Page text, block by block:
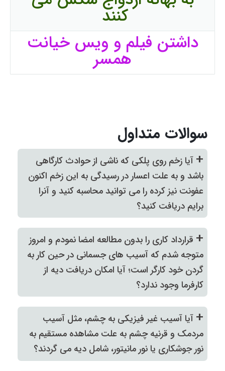
کنند
داشتن فیلم و ویس خیانت
همسر
سوالات متداول
+ آیا زخم روی پلکی که ناشی از حوادث کارگاهی
باشد و به علت اعسار در رسیدگی به این زخم اکنون
عفونت نیز کرده را می توانید محاسبه کنید و آنرا
برایم دریافت کنید؟
+ قرارداد کاری را بدون مطالعه امضا نمودم و امروز
متوجه شدم که آسیب های جسمانی در حین کار به
گردن خود کارگر است؛ آیا امکان دریافت دیه از
کارفرما وجود ندارد؟
+ آیا آسیب غیر فیزیکی به چشم، مثل آسیب
مردمک و قرنیه چشم به علت مشاهده مستقیم به
نور جوشکاری یا نور مانیتور، شامل دیه می گردند؟